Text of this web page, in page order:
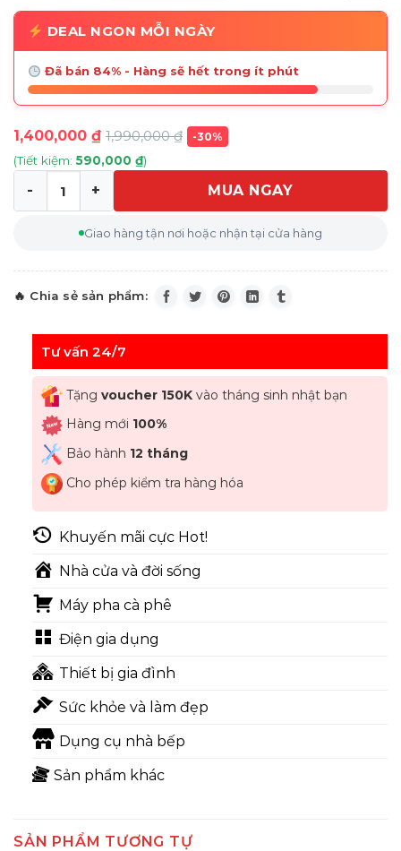
DEAL NGON MỖI NGÀY
Đã bán 84% - Hàng sẽ hết trong ít phút
1,400,000 ₫ 1,990,000₫ -30%
(Tiết kiệm:590,000 ₫)
Bộ 9 Món Chuẩn Bị Thực Phẩm Jospeh 98468 Joseph
MUA NGAY
Giao hàng tận nơi hoặc nhận tại cửa hàng
Tư vấn 24/7
Tặng voucher 150Kvào tháng sinh nhật bạn
Hàng mới 100%
Bảo hành 12 tháng
Cho phép kiểm tra hàng hóa
Khuyến mãi cực Hot!
Nhà cửa và đời sống
Máy pha cà phê
Điện gia dụng
Thiết bị gia đình
Sức khỏe và làm đẹp
Dụng cụ nhà bếp
Sản phẩm khác
SẢN PHẨM TƯƠNG TỰ